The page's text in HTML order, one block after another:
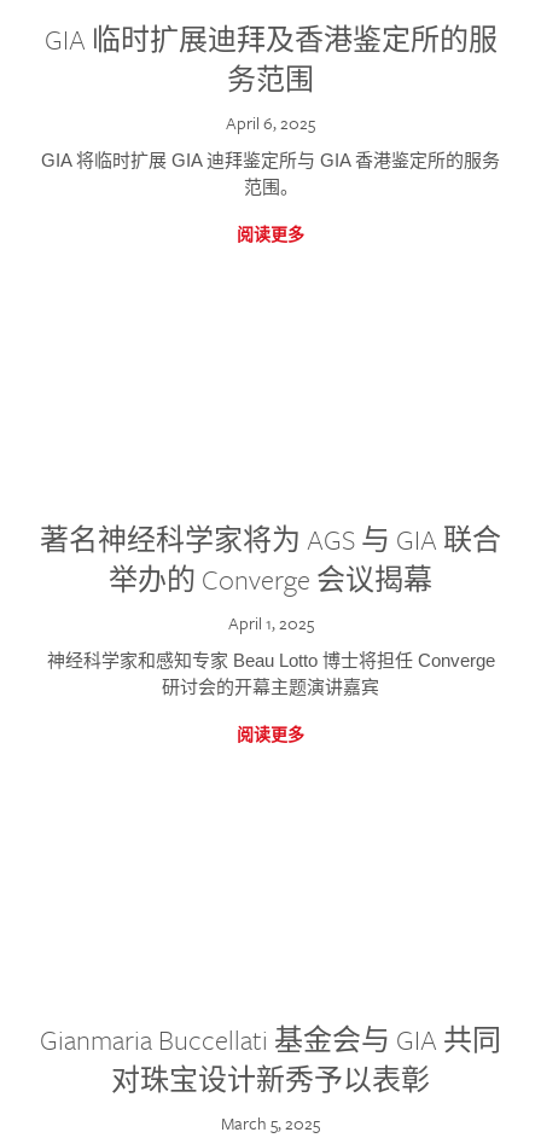
GIA 临时扩展迪拜及香港鉴定所的服
务范围
April 6, 2025
GIA 将临时扩展 GIA 迪拜鉴定所与 GIA 香港鉴定所的服务
范围。
阅读更多
著名神经科学家将为 AGS 与 GIA 联合
举办的 Converge 会议揭幕
April 1, 2025
神经科学家和感知专家 Beau Lotto 博士将担任 Converge
研讨会的开幕主题演讲嘉宾
阅读更多
Gianmaria Buccellati 基金会与 GIA 共同
对珠宝设计新秀予以表彰
March 5, 2025